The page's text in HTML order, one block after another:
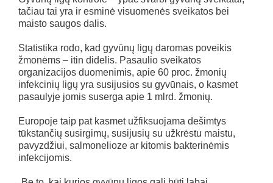
tačiau tai yra ir esminė visuomenės sveikatos bei
maisto saugos dalis.
Statistika rodo, kad gyvūnų ligų daromas poveikis
žmonėms – itin didelis. Pasaulio sveikatos
organizacijos duomenimis, apie 60 proc. žmonių
infekcinių ligų yra susijusios su gyvūnais, o kasmet
pasaulyje jomis suserga apie 1 mlrd. žmonių.
Europoje taip pat kasmet užfiksuojama dešimtys
tūkstančių susirgimų, susijusių su užkrėstu maistu,
pavyzdžiui, salmonelioze ar kitomis bakterinėmis
infekcijomis.